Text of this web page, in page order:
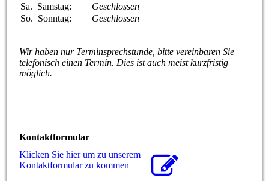
Sa. Samstag:
Geschlossen
So. Sonntag: Geschlossen
Wir haben nur Terminsprechstunde, bitte vereinbaren Sie
telefonisch einen Termin. Dies ist auch meist kurzfristig
möglich.
Kontaktformular
Klicken Sie hier um zu unserem
Kon­takt­for­mu­lar zu kommen